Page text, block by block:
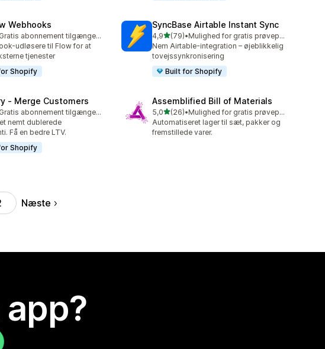
Webhooks
stjerner
i alt
Gratis abonnement tilgængeligt
udløsere til Flow for at
tjenester
Shopify
SyncBase Airtable Instant Sync
4,9ud af 5 stjerner
(79)
79 anmeldelser i alt
•
Mulighed for gratis prøveperiode
Nem Airtable-integration – øjeblikkelig
tovejssynkronisering
Built for Shopify
‑ Merge Customers
stjerner
i alt
Gratis abonnement tilgængeligt
nemt dublerede
Få en bedre LTV.
Shopify
Assemblified Bill of Materials
5,0ud af 5 stjerner
(26)
26 anmeldelser i alt
•
Mulighed for gratis prøveperiode
Automatiseret lager til sæt, pakker og
fremstillede varer.
Næste